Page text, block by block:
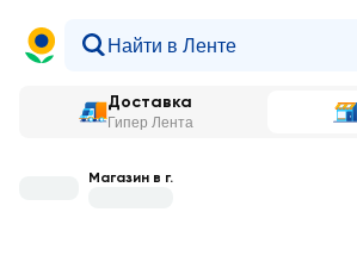
Доставка
Гипер Лента
Магазин в г.